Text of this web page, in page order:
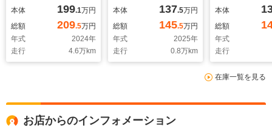
本体 199.1万円
総額
209.5万円
年式
2024年
走行
4.6万km
本体 137.5万円
総額
145.5万円
年式
2025年
走行
0.8万km
本体
総額
年式
走行
在庫一覧を見る
お店からのインフォメーション